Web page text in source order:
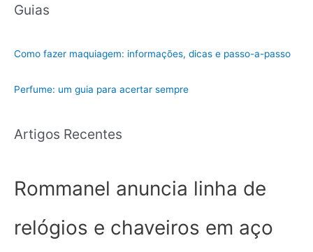
Guias
Como fazer maquiagem: informações, dicas e passo-a-passo
Perfume: um guia para acertar sempre
Artigos Recentes
Rommanel anuncia linha de
relógios e chaveiros em aço